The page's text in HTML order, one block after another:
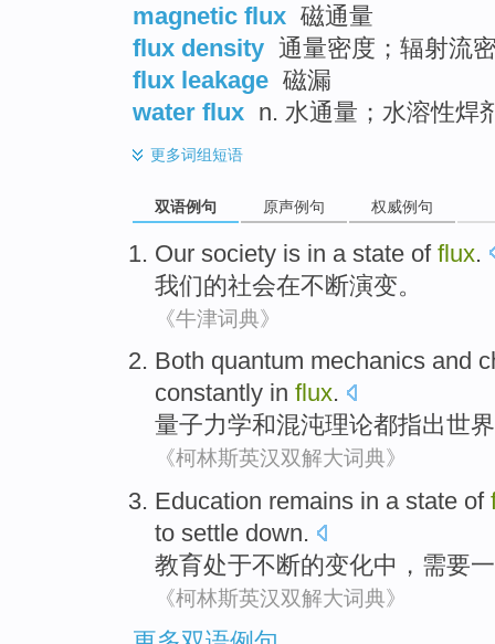
magnetic flux 磁通量
flux density 通量密度；辐射流
flux leakage 磁漏
water flux n. 水通量；水溶性焊
更多词组短语
双语例句 原声例句 权威例句
Our society is in a state of flux.
我们的社会在不断演变。
《牛津词典》
Both quantum mechanics and
constantly in flux.
量子力学和混沌理论都指出世界
《柯林斯英汉双解大词典》
Education remains in a state of
to settle down.
教育处于不断的变化中， 需要一
《柯林斯英汉双解大词典》